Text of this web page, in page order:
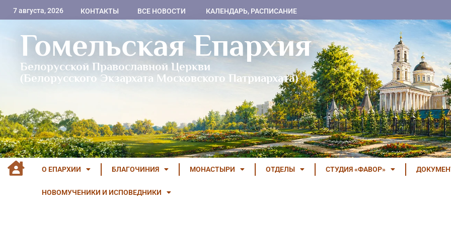
7 августа, 2026 КОНТАКТЫ ВСЕ НОВОСТИ КАЛЕНДАРЬ, РАСПИСАНИЕ
Гомельская Епархия
Белорусской Православной Церкви
(Белорусского Экзархата Московского Патриархата)
О ЕПАРХИИ БЛАГОЧИНИЯ МОНАСТЫРИ ОТДЕЛЫ СТУДИЯ «ФАВОР»
НОВОМУЧЕНИКИ И ИСПОВЕДНИКИ